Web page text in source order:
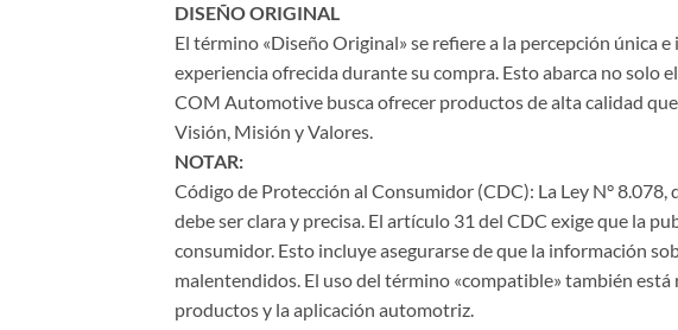
DISEÑO ORIGINAL
El término «Diseño Original» se refiere a la percepción única
experiencia ofrecida durante su compra. Esto abarca no solo
COM Automotive busca ofrecer productos de alta calidad
Visión, Misión y Valores.
NOTAR:
Código de Protección al Consumidor (CDC): La Ley N°
debe ser clara y precisa. El artículo 31 del CDC exige que la
consumidor. Esto incluye asegurarse de que la información
malentendidos. El uso del término «compatible» también
productos y la aplicación automotriz.